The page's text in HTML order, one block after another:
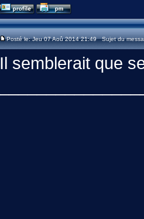
Posté le: Jeu 07 Aoû 2014 21:49 Sujet du
Il semblerait que